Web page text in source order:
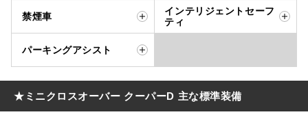
禁煙車
インテリジェントセーフ
ティ
パーキングアシスト
★ミニクロスオーバー クーパーD 主な標準装備